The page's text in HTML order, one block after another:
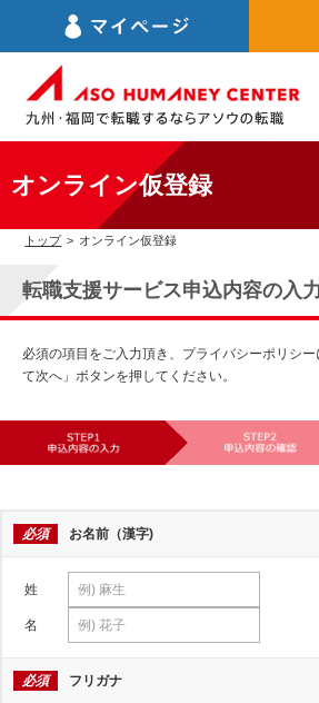
オンライン仮登録
トップ > オンライン仮登録
転職支援サービス申込内容の入力
必須の項目をご入力頂き、プライバシーポリシ
て次へ」ボタンを押してください。
必須 お名前（漢字)
姓
名
必須 フリガナ